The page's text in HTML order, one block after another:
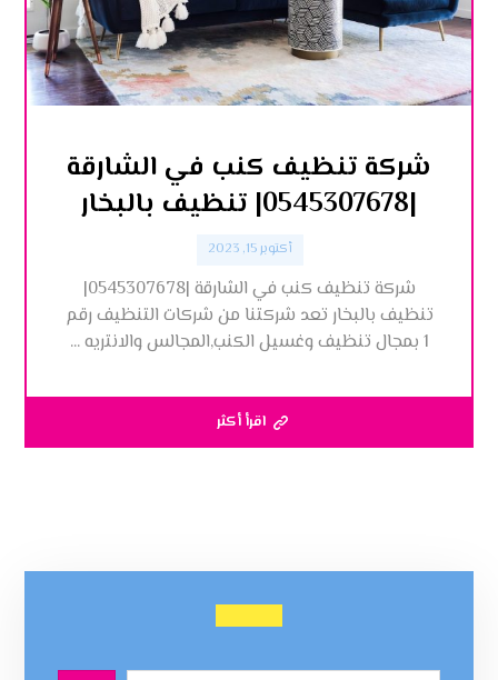
شركة تنظيف كنب في الشارقة
|0545307678| تنظيف بالبخار
أكتوبر 15, 2023
شركة تنظيف كنب في الشارقة |0545307678|
تنظيف بالبخار تعد شركتنا من شركات التنظيف رقم
1 بمجال تنظيف وغسيل الكنب,المجالس والانتريه ...
اقرأ أكثر